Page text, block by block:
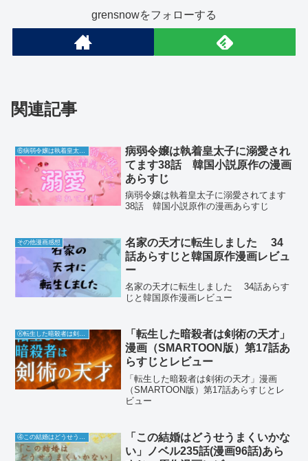
grensnowをフォローする
関連記事
病弱令嬢は執着皇太子に溺愛され
てます38話 韓国小説原作の漫画
あらすじ
病弱令嬢は執着皇太子に溺愛されてます
38話 韓国小説原作の漫画あらすじ
その他漫画感想
名家の天才に転生しました 34
話あらすじと韓国原作漫画レビュ
ー
名家の天才に転生しました 34話あらす
じと韓国原作漫画レビュー
Ⓚ転生した暗殺者は剣術の天才
「転生した暗殺者は剣術の天才」
漫画（SMARTOON版）第17話あ
らすじとレビュー
「転生した暗殺者は剣術の天才」漫画
（SMARTOON版）第17話あらすじとレ
ビュー
「この結婚はどうせうまくいかな
い」ノベル235話(漫画96話)あら